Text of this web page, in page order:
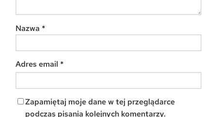
Nazwa *
Adres email *
Zapamiętaj moje dane w tej przeglądarce
podczas pisania kolejnych komentarzy.